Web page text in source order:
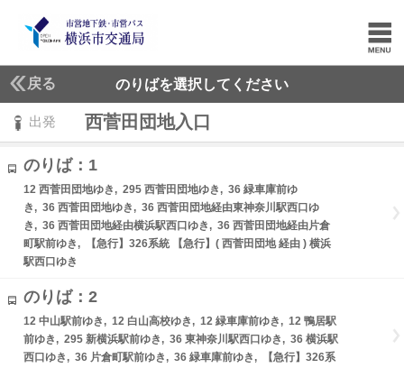
戻る のりばを選択してください
出発 西菅田団地入口
のりば：1
12 西菅田団地ゆき, 295 西菅田団地ゆき, 36 緑車庫前ゆ
き, 36 西菅田団地ゆき, 36 西菅田団地経由東神奈川駅西口ゆ
き, 36 西菅田団地経由横浜駅西口ゆき, 36 西菅田団地経由片倉
町駅前ゆき, 【急行】326系統 【急行】( 西菅田団地 経由 ) 横浜
駅西口ゆき
のりば：2
12 中山駅前ゆき, 12 白山高校ゆき, 12 緑車庫前ゆき, 12 鴨居駅
前ゆき, 295 新横浜駅前ゆき, 36 東神奈川駅西口ゆき, 36 横浜駅
西口ゆき, 36 片倉町駅前ゆき, 36 緑車庫前ゆき, 【急行】326系